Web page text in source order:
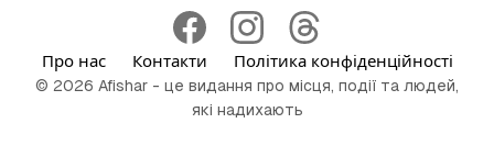
Про нас Контакти Політика конфіденційності
© 2026 Afishar - це видання про місця, події та людей,
які надихають